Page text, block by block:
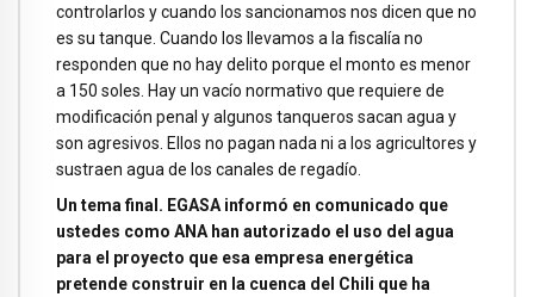
controlarlos y cuando los sancionamos nos dicen que no
es su tanque. Cuando los llevamos a la fiscalía no
responden que no hay delito porque el monto es menor
a 150 soles. Hay un vacío normativo que requiere de
modificación penal y algunos tanqueros sacan agua y
son agresivos. Ellos no pagan nada ni a los agricultores y
sustraen agua de los canales de regadío.
Un tema final. EGASA informó en comunicado que
ustedes como ANA han autorizado el uso del agua
para el proyecto que esa empresa energética
pretende construir en la cuenca del Chili que ha